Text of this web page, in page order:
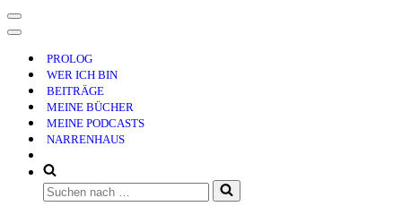
Navigationsmenü
Navigationsmenü
PROLOG
WER ICH BIN
BEITRÄGE
MEINE BÜCHER
MEINE PODCASTS
NARRENHAUS
Suchen
nach …